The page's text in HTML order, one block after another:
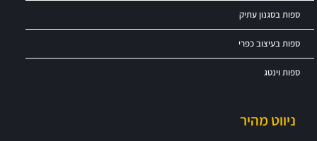
ספות בסגנון עתיק
ספות בעיצוב כפרי
ספות וינטג
ניווט מהיר